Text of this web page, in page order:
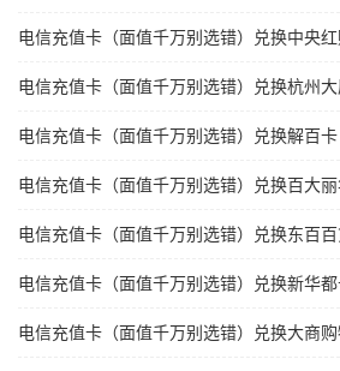
电信充值卡（面值千万别选错）兑换中央
电信充值卡（面值千万别选错）兑换杭州
电信充值卡（面值千万别选错）兑换解百卡
电信充值卡（面值千万别选错）兑换百大
电信充值卡（面值千万别选错）兑换东百
电信充值卡（面值千万别选错）兑换新华
电信充值卡（面值千万别选错）兑换大商